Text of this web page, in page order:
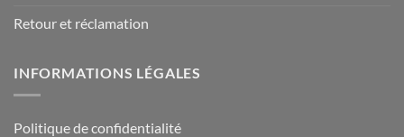
Retour et réclamation
INFORMATIONS LÉGALES
Politique de confidentialité